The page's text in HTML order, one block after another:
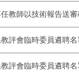
教師以技術報告送審
評會臨時委員遴聘名
評會臨時委員遴聘名